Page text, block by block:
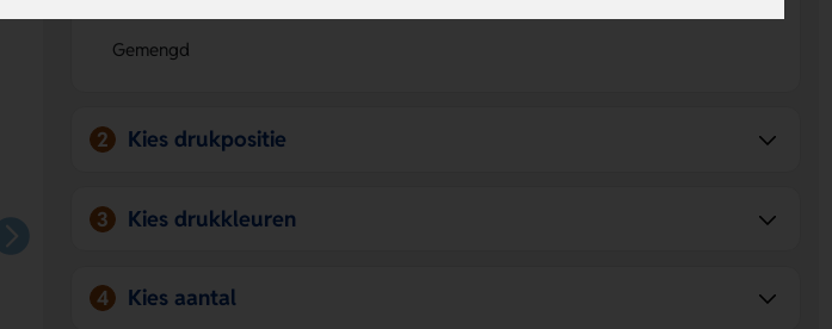
Gemengd
2 Kies drukpositie
3 Kies drukkleuren
4 Kies aantal